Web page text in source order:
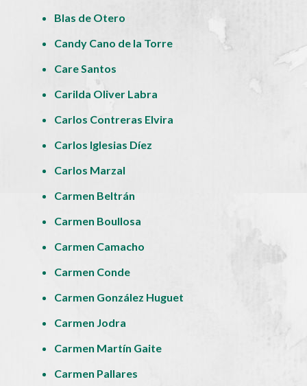
Blas de Otero
Candy Cano de la Torre
Care Santos
Carilda Oliver Labra
Carlos Contreras Elvira
Carlos Iglesias Díez
Carlos Marzal
Carmen Beltrán
Carmen Boullosa
Carmen Camacho
Carmen Conde
Carmen González Huguet
Carmen Jodra
Carmen Martín Gaite
Carmen Pallares